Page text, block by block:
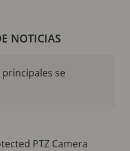
NOTICIAS
se
PTZ Camera